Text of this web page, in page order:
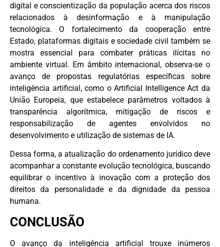
digital e conscientização da população acerca dos riscos
relacionados à desinformação e à manipulação
tecnológica. O fortalecimento da cooperação entre
Estado, plataformas digitais e sociedade civil também se
mostra essencial para combater práticas ilícitas no
ambiente virtual. Em âmbito internacional, observa-se o
avanço de propostas regulatórias específicas sobre
inteligência artificial, como o Artificial Intelligence Act da
União Europeia, que estabelece parâmetros voltados à
transparência algorítmica, mitigação de riscos e
responsabilização de agentes envolvidos no
desenvolvimento e utilização de sistemas de IA.
Dessa forma, a atualização do ordenamento jurídico deve
acompanhar a constante evolução tecnológica, buscando
equilibrar o incentivo à inovação com a proteção dos
direitos da personalidade e da dignidade da pessoa
humana.
CONCLUSÃO
O avanço da inteligência artificial trouxe inúmeros